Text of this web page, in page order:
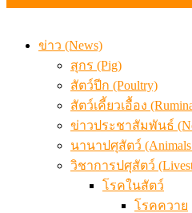
ข่าว (News)
สุกร (Pig)
สัตว์ปีก (Poultry)
สัตว์เคี้ยวเอื้อง
ข่าวประชาสัมพันธ์
นานาปศุสัตว์ (Animals
วิชาการปศุสัตว์
โรคในสัตว์
โรคควาย